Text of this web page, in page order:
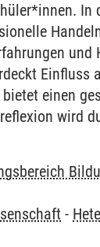
Einfluss
einen
wird
-